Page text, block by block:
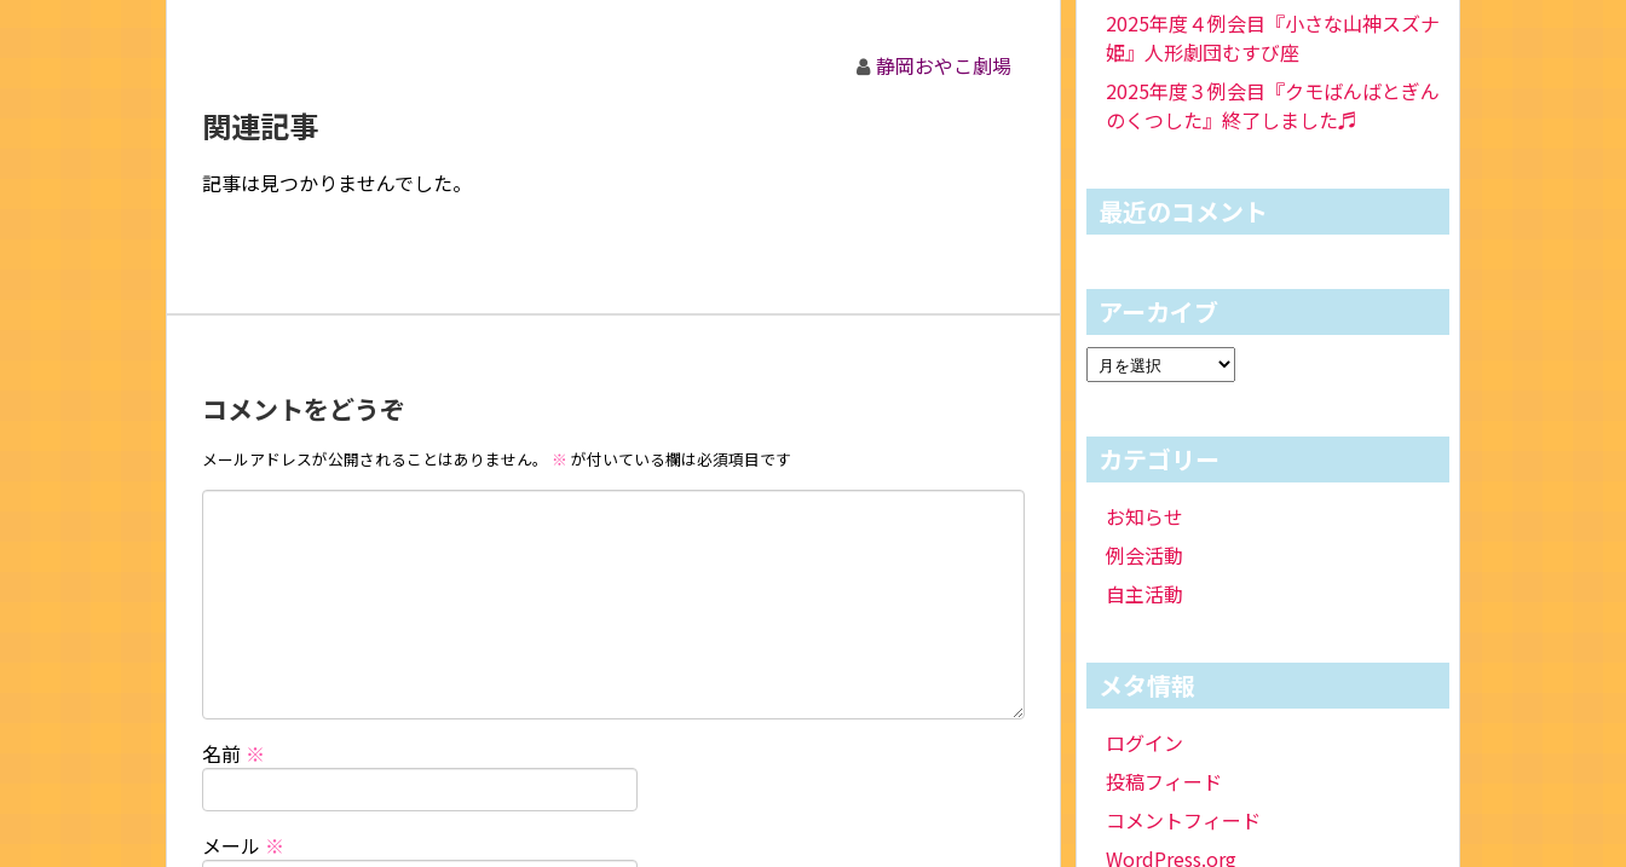
静岡おやこ劇場
関連記事
記事は見つかりませんでした。
コメントをどうぞ
メールアドレスが公開されることはありません。 ※ が付いている欄は必須項目です
名前 ※
メール ※
2025年度４例会目『小さな山神スズナ
姫』人形劇団むすび座
2025年度３例会目『クモばんばとぎん
のくつした』終了しました♬
最近のコメント
アーカイブ
カテゴリー
お知らせ
例会活動
自主活動
メタ情報
ログイン
投稿フィード
コメントフィード
WordPress.org